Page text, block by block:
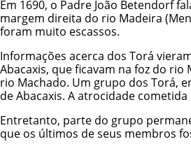
Em 1690, o Padre João Betendorf
margem direita do rio Madeira
foram muito escassos.
Informações acerca dos Torá
Abacaxis, que ficavam na foz do
rio Machado. Um grupo dos Torá,
de Abacaxis. A atrocidade
Entretanto, parte do grupo
que os últimos de seus membros